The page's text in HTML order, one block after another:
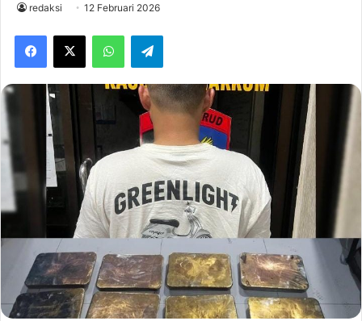
redaksi 12 Februari 2026
Facebook
X WhatsAppTelegram